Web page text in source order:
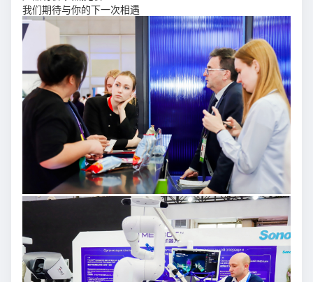
我们期待与你的下一次相遇